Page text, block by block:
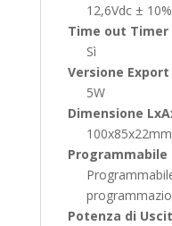
12,6Vdc ±
Time out Timer
Sì
Versione Export
5W
Dimensione
100x85x22mm
Programmabile
Potenza di